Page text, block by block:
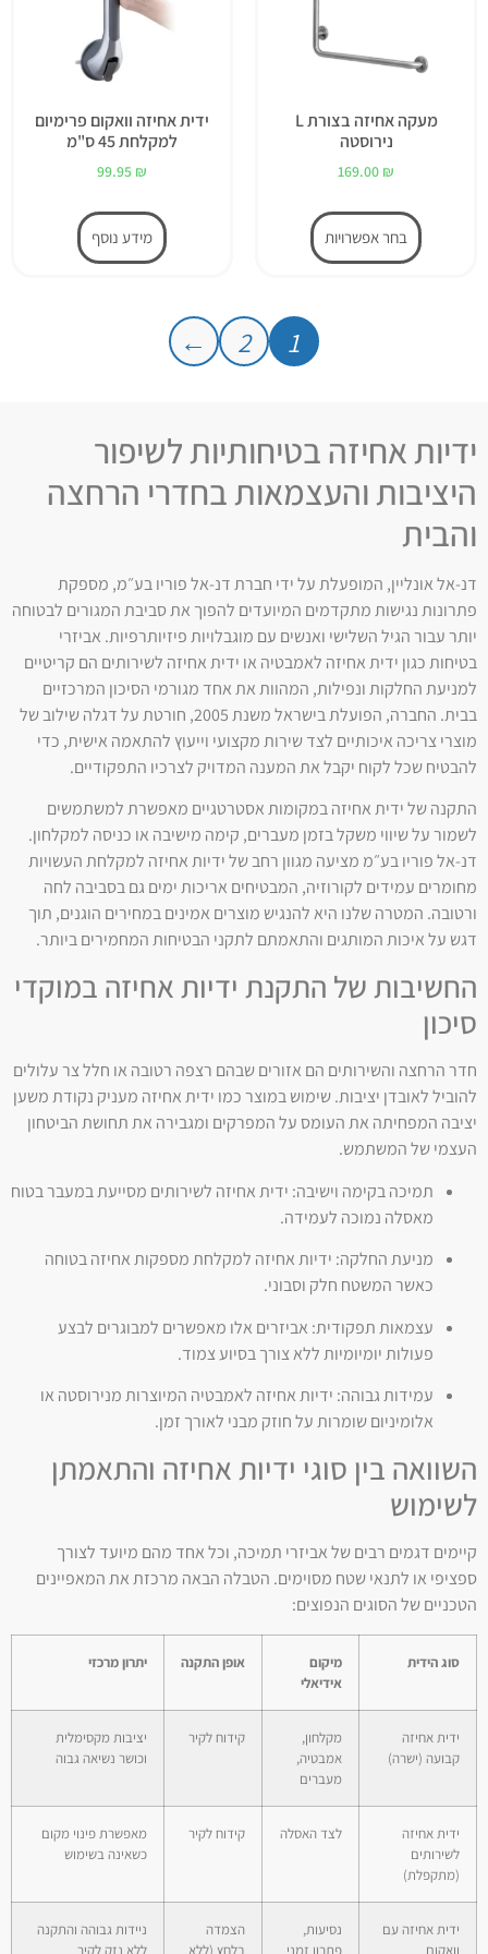
מעקה אחיזה בצורת L
נירוסטה
169.00 ₪
בחר אפשרויות
ידית אחיזה וואקום פרימיום
למקלחת 45 ס"מ
99.95 ₪
מידע נוסף
1
2
←
ידיות אחיזה בטיחותיות לשיפור
היציבות והעצמאות בחדרי הרחצה
והבית
דנ-אל אונליין, המופעלת על ידי חברת דנ-אל פוריו בע״מ, מספקת
פתרונות נגישות מתקדמים המיועדים להפוך את סביבת המגורים לבטוחה
יותר עבור הגיל השלישי ואנשים עם מוגבלויות פיזיותרפיות. אביזרי
בטיחות כגון ידית אחיזה לאמבטיה או ידית אחיזה לשירותים הם קריטיים
למניעת החלקות ונפילות, המהוות את אחד מגורמי הסיכון המרכזיים
בבית. החברה, הפועלת בישראל משנת 2005, חורטת על דגלה שילוב של
מוצרי צריכה איכותיים לצד שירות מקצועי וייעוץ להתאמה אישית, כדי
להבטיח שכל לקוח יקבל את המענה המדויק לצרכיו התפקודיים.
התקנה של ידית אחיזה במקומות אסטרטגיים מאפשרת למשתמשים
לשמור על שיווי משקל בזמן מעברים, קימה מישיבה או כניסה למקלחון.
דנ-אל פוריו בע״מ מציעה מגוון רחב של ידיות אחיזה למקלחת העשויות
מחומרים עמידים לקורוזיה, המבטיחים אריכות ימים גם בסביבה לחה
ורטובה. המטרה שלנו היא להנגיש מוצרים אמינים במחירים הוגנים, תוך
דגש על איכות המותגים והתאמתם לתקני הבטיחות המחמירים ביותר.
החשיבות של התקנת ידיות אחיזה במוקדי
סיכון
חדר הרחצה והשירותים הם אזורים שבהם רצפה רטובה או חלל צר עלולים
להוביל לאובדן יציבות. שימוש במוצר כמו ידית אחיזה מעניק נקודת משען
יציבה המפחיתה את העומס על המפרקים ומגבירה את תחושת הביטחון
העצמי של המשתמש.
תמיכה בקימה וישיבה: ידית אחיזה לשירותים מסייעת במעבר בטוח
מאסלה נמוכה לעמידה.
מניעת החלקה: ידיות אחיזה למקלחת מספקות אחיזה בטוחה
כאשר המשטח חלק וסבוני.
עצמאות תפקודית: אביזרים אלו מאפשרים למבוגרים לבצע
פעולות יומיומיות ללא צורך בסיוע צמוד.
עמידות גבוהה: ידיות אחיזה לאמבטיה המיוצרות מנירוסטה או
אלומיניום שומרות על חוזק מבני לאורך זמן.
השוואה בין סוגי ידיות אחיזה והתאמתן
לשימוש
קיימים דגמים רבים של אביזרי תמיכה, וכל אחד מהם מיועד לצורך
ספציפי או לתנאי שטח מסוימים. הטבלה הבאה מרכזת את המאפיינים
הטכניים של הסוגים הנפוצים:
סוג הידית
מיקום
אידיאלי
אופן התקנה יתרון מרכזי
ידית אחיזה
קבועה (ישרה)
מקלחון,
אמבטיה,
מעברים
קידוח לקיר
יציבות מקסימלית
וכושר נשיאה גבוה
ידית אחיזה
לשירותים
(מתקפלת)
לצד האסלה קידוח לקיר
מאפשרת פינוי מקום
כשאינה בשימוש
ידית אחיזה עם
וואקום
נסיעות,
פתרון זמני
הצמדה
בלחץ (ללא
ניידות גבוהה והתקנה
ללא נזק לקיר